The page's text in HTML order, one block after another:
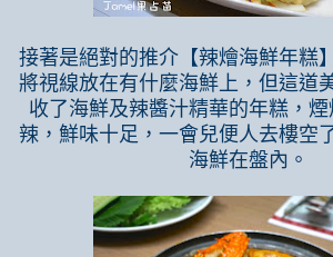
接著是絕對的推介【辣燴海鮮年糕
將視線放在有什麼海鮮上，但這道
收了海鮮及辣醬汁精華的年糕，
辣，鮮味十足，一會兒便人去樓空
海鮮在盤內。